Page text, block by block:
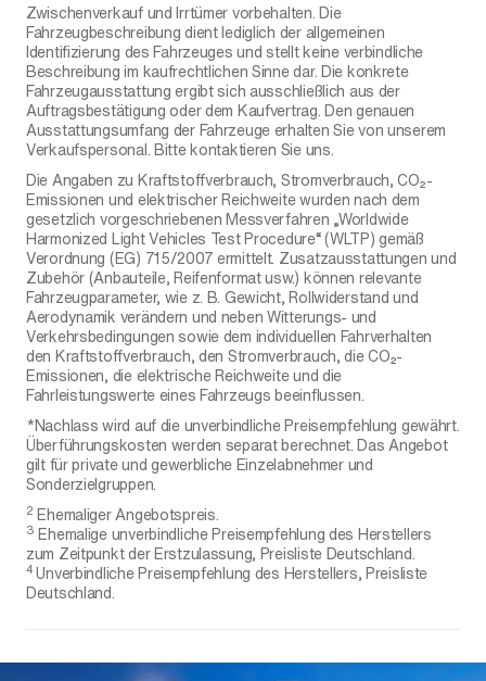
Zwischenverkauf und Irrtümer vorbehalten. Die
Fahrzeugbeschreibung dient lediglich der allgemeinen
Identifizierung des Fahrzeuges und stellt keine verbindliche
Beschreibung im kaufrechtlichen Sinne dar. Die konkrete
Fahrzeugausstattung ergibt sich ausschließlich aus der
Auftragsbestätigung oder dem Kaufvertrag. Den genauen
Ausstattungsumfang der Fahrzeuge erhalten Sie von unserem
Verkaufspersonal. Bitte kontaktieren Sie uns.
Die Angaben zu Kraftstoffverbrauch, Stromverbrauch, CO₂-
Emissionen und elektrischer Reichweite wurden nach dem
gesetzlich vorgeschriebenen Messverfahren „Worldwide
Harmonized Light Vehicles Test Procedure“ (WLTP) gemäß
Verordnung (EG) 715/2007 ermittelt. Zusatzausstattungen und
Zubehör (Anbauteile, Reifenformat usw.) können relevante
Fahrzeugparameter, wie z. B. Gewicht, Rollwiderstand und
Aerodynamik verändern und neben Witterungs- und
Verkehrsbedingungen sowie dem individuellen Fahrverhalten
den Kraftstoffverbrauch, den Stromverbrauch, die CO₂-
Emissionen, die elektrische Reichweite und die
Fahrleistungswerte eines Fahrzeugs beeinflussen.
*Nachlass wird auf die unverbindliche Preisempfehlung gewährt.
Überführungskosten werden separat berechnet. Das Angebot
gilt für private und gewerbliche Einzelabnehmer und
Sonderzielgruppen.
2 Ehemaliger Angebotspreis.
3 Ehemalige unverbindliche Preisempfehlung des Herstellers
zum Zeitpunkt der Erstzulassung, Preisliste Deutschland.
4Unverbindliche Preisempfehlung des Herstellers, Preisliste
Deutschland.